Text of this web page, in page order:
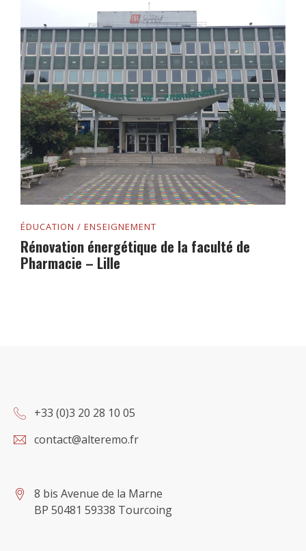
ÉDUCATION / ENSEIGNEMENT
Rénovation énergétique de la faculté de
Pharmacie – Lille
+33 (0)3 20 28 10 05
contact@alteremo.fr
8 bis Avenue de la Marne
BP 50481 59338 Tourcoing